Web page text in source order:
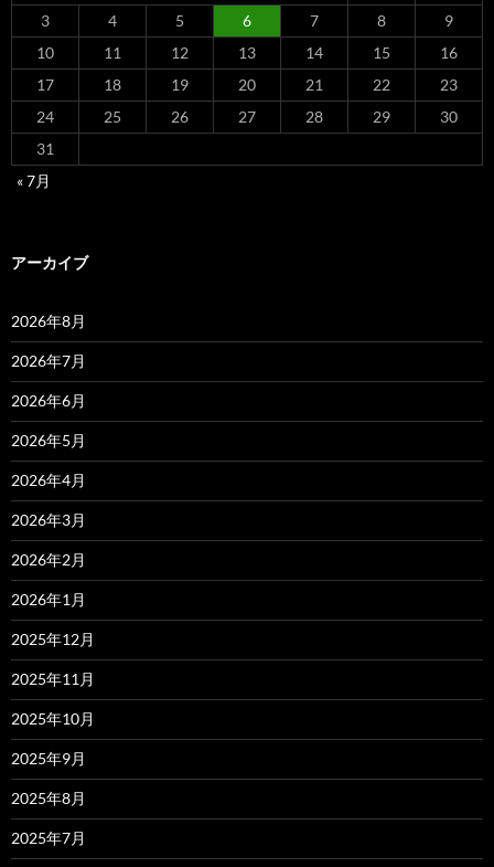
3
4 5 6 7 8
9
10
11 12 13 14 15
16
17
18 19 20 21 22
23
24
25 26 27 28 29
30
31
« 7月
アーカイブ
2026年8月
2026年7月
2026年6月
2026年5月
2026年4月
2026年3月
2026年2月
2026年1月
2025年12月
2025年11月
2025年10月
2025年9月
2025年8月
2025年7月